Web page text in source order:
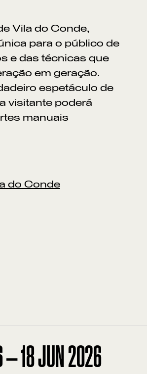
Vila do Conde,
para o público de
e das técnicas que
em geração.
espetáculo de
visitante poderá
manuais
do Conde
—18JUN 2026